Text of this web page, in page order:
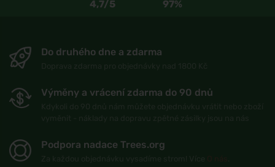
4,7/5 97%
Do druhého dne a zdarma
Výměny a vrácení zdarma do 90 dnů
Podpora nadace Trees.org